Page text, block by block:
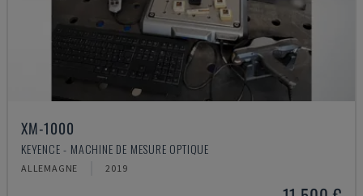
XM-1000
KEYENCE - MACHINE DE MESURE OPTIQUE
ALLEMAGNE 2019